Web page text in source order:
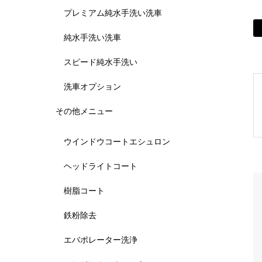
プレミアム純水手洗い洗車
純水手洗い洗車
スピード純水手洗い
洗車オプション
その他メニュー
ウインドウコートエシュロン
ヘッドライトコート
樹脂コート
鉄粉除去
エバポレーター洗浄